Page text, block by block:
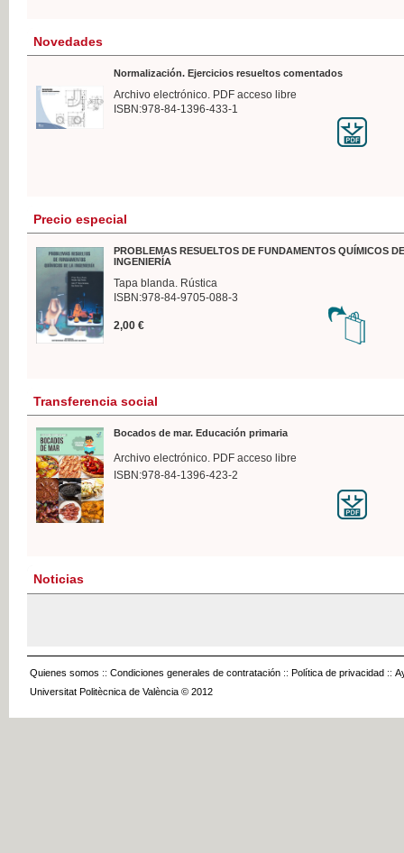
Novedades
Normalización. Ejercicios resueltos comentados
Archivo electrónico. PDF acceso libre
ISBN:978-84-1396-433-1
Precio especial
PROBLEMAS RESUELTOS DE FUNDAMENTOS QUÍMICOS
INGENIERÍA
Tapa blanda. Rústica
ISBN:978-84-9705-088-3
2,00 €
Transferencia social
Bocados de mar. Educación primaria
Archivo electrónico. PDF acceso libre
ISBN:978-84-1396-423-2
Noticias
Quienes somos :: Condiciones generales de contratación :: Política de privacidad ::
Universitat Politècnica de València © 2012